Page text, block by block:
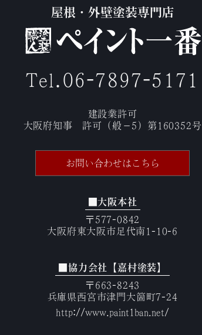
屋根・外壁塗装専門店
Tel.06-7897-5171
建設業許可
大阪府知事 許可（般－5）第160352号
お問い合わせはこちら
■大阪本社
〒577-0842
大阪府東大阪市足代南1-10-6
■協力会社【嘉村塗装】
〒663-8243
兵庫県西宮市津門大箇町7-24
http://www.paint1ban.net/